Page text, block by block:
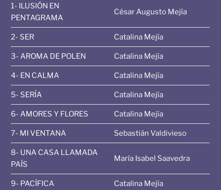
1- ILUSIÓN EN
PENTAGRAMA
César Augusto Mejía
2- SER Catalina Mejía
3- AROMA DE POLEN Catalina Mejía
4- EN CALMA Catalina Mejía
5- SERÍA Catalina Mejía
6- AMORES Y FLORES Catalina Mejía
7- MI VENTANA Sebastián Valdivieso
8- UNA CASA LLAMADA
PAÍS
María Isabel Saavedra
9- PACÍFICA Catalina Mejía